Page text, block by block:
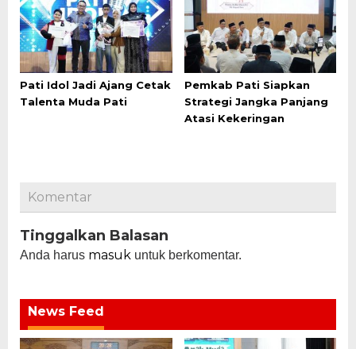
Pati Idol Jadi Ajang Cetak
Talenta Muda Pati
Pemkab Pati Siapkan
Strategi Jangka Panjang
Atasi Kekeringan
Komentar
Tinggalkan Balasan
Anda harus masuk untuk berkomentar.
News Feed